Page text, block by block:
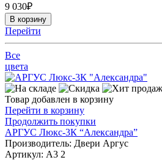
9 030₽
В корзину
Перейти
Все
цвета
Товар добавлен в корзину
Перейти в корзину
Продолжить покупки
АРГУС Люкс-3К “Александра”
Производитель: Двери Аргус
Артикул: А3 2